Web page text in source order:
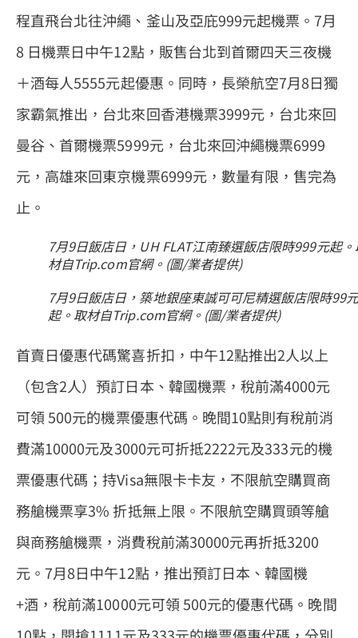
程直飛台北往沖繩、釜山及亞庇999元起機票。7月
8 日機票日中午12點，販售台北到首爾四天三夜機
＋酒每人5555元起優惠。同時，長榮航空7月8日獨
家霸氣推出，台北來回香港機票3999元，台北來回
曼谷、首爾機票5999元，台北來回沖繩機票6999
元，高雄來回東京機票6999元，數量有限，售完為
止。
7月9日飯店日，UH FLAT江南臻選飯店限時999元起
材自Trip.com官網。(圖/業者提供)
7月9日飯店日，築地銀座東誠可可尼精選飯店限時99
起。取材自Trip.com官網。(圖/業者提供)
首賣日優惠代碼驚喜折扣，中午12點推出2人以上
（包含2人）預訂日本、韓國機票，稅前滿4000元
可領 500元的機票優惠代碼。晚間10點則有稅前消
費滿10000元及3000元可折抵2222元及333元的機
票優惠代碼；持Visa無限卡卡友，不限航空購買商
務艙機票享3% 折抵無上限。不限航空購買頭等艙
與商務艙機票，消費稅前滿30000元再折抵3200
元。7月8日中午12點，推出預訂日本、韓國機
+酒，稅前滿10000元可領 500元的優惠代碼。晚間